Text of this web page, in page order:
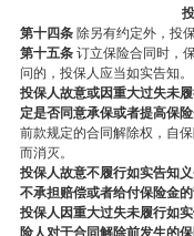
第十四条除另有约定外，投
第十五条订立保险合同时，
问的，投保人应当如实告知。
投保人故意或因重大过失未
定是否同意承保或者提高保
前款规定的合同解除权，自
而消灭。
投保人故意不履行如实告知
不承担赔偿或者给付保险金
投保人因重大过失未履行如
险人对于合同解除前发生的